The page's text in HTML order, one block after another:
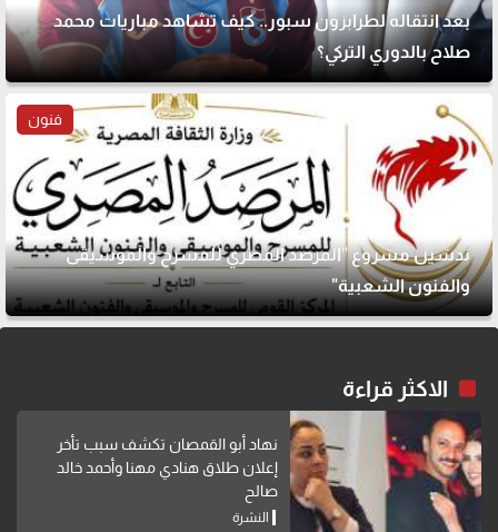
بعد انتقاله لطرابزون سبور.. كيف تشاهد مباريات محمد
صلاح بالدوري التركي؟
فنون
تدشين مشروع "المرصد المصري للمسرح والموسيقى
والفنون الشعبية"
الاكثر قراءة
نهاد أبو القمصان تكشف سبب تأخر
إعلان طلاق هنادي مهنا وأحمد خالد
صالح
النشرة